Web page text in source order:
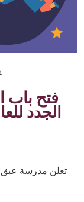
فتح باب
تعلن مدرسة عبق